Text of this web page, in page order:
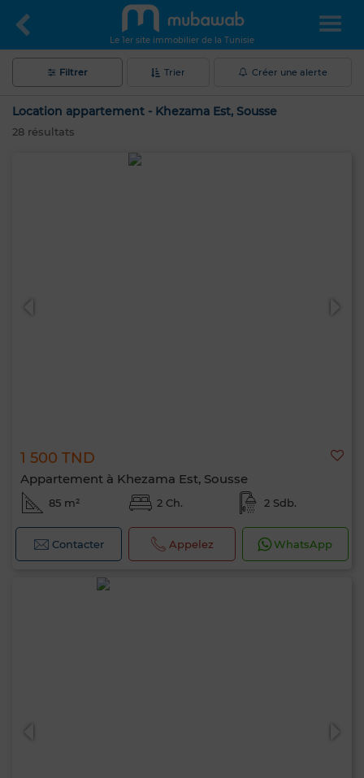
Le 1er site immobilier de la Tunisie
Filtrer Trier Créer une alerte
Location appartement - Khezama Est, Sousse
28 résultats
1 500 TND
Appartement à Khezama Est, Sousse
85 m² 2 Ch. 2 Sdb.
Contacter Appelez WhatsApp